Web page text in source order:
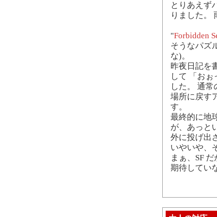
とりあえず
りました。
"Forbidden
そうなパズ
な)。
昨夜日記を
して 「お
した。 通
場所に戻す
す。
最終的に地
が、あっと
外に投げ出
いやいや、
まぁ、SF
期待してい